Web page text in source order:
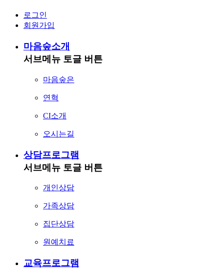
로그인
회원가입
마음숲소개
서브메뉴 토글 버튼
마음숲은
연혁
CI소개
오시는길
상담프로그램
서브메뉴 토글 버튼
개인상담
가족상담
집단상담
원예치료
교육프로그램